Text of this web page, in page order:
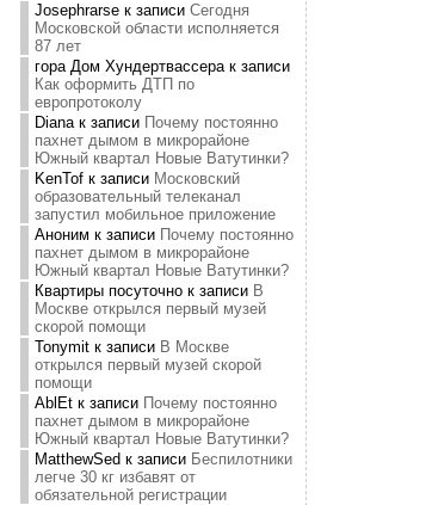
Josephrarseк записи Сегодня
Московской области исполняется
87 лет
гора Дом Хундертвассерак записи
Как оформить ДТП по
европротоколу
Dianaк записи Почему постоянно
пахнет дымом в микрорайоне
Южный квартал Новые Ватутинки?
KenTofк записи Московский
образовательный телеканал
запустил мобильное приложение
Аноним к записи Почему постоянно
пахнет дымом в микрорайоне
Южный квартал Новые Ватутинки?
Квартиры посуточнок записи В
Москве открылся первый музей
скорой помощи
Tonymitк записи В Москве
открылся первый музей скорой
помощи
AblEtк записи Почему постоянно
пахнет дымом в микрорайоне
Южный квартал Новые Ватутинки?
MatthewSed к записи Беспилотники
легче 30 кг избавят от
обязательной регистрации